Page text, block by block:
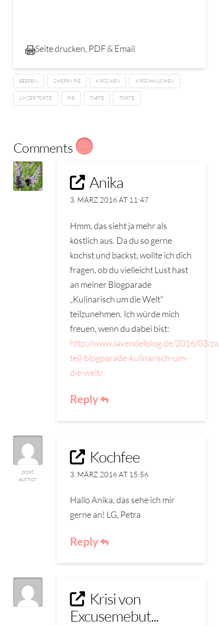
Seite drucken, PDF & Email
BEEREN CHERRY PIE KIRSCHEN KIRSCHKUCHEN
LINZER TORTE PIE TARTE TORTE
Comments 6
Anika
3. MÄRZ 2016 AT 11:47
Hmm, das sieht ja mehr als
köstlich aus. Da du so gerne
kochst und backst, wollte ich dich
fragen, ob du vielleicht Lust hast
an meiner Blogparade
„Kulinarisch um die Welt“
teilzunehmen. Ich würde mich
freuen, wenn du dabei bist:
http://www.lavendelblog.de/2016/03/
teil-blogparade-kulinarisch-um-
die-welt/
Reply
post
author
Kochfee
3. MÄRZ 2016 AT 15:56
Hallo Anika, das sehe ich mir
gerne an! LG, Petra
Reply
Krisi von
Excusemebut...